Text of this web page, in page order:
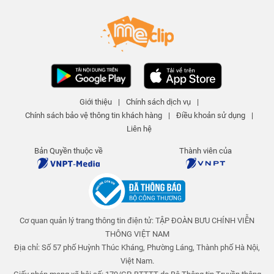
toàn cho trẻ em
An toàn cho trẻ em
25 N lượt xem
04:01
Nuốt kẹo dính ruột - Tập 311 | An
toàn cho trẻ em
An toàn cho trẻ em
25 N lượt xem 4 năm trước
03:58
Giấc mơ giận dỗi - Tập 310 | An
25 N lượt xem - 4 năm trước
Những múi cam mọng nước - Tập
309 | An toàn cho trẻ em
An toàn cho trẻ em
25 N lượt xem
Giới thiệu | Chính sách dịch vụ
|
Chính sách bảo vệ thông tin khách hàng
| Điều khoản sử dụng
|
Liên hệ
Bản Quyền thuộc về Thành viên của
Cơ quan quản lý trang thông tin điện tử: TẬP ĐOÀN BƯU CHÍNH VIỄN
THÔNG VIỆT NAM
Địa chỉ: Số 57 phố Huỳnh Thúc Kháng, Phường Láng, Thành phố Hà Nội,
Việt Nam.